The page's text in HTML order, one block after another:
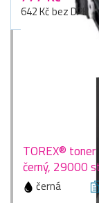
642 Kč bez DPH
TOREX®
černý, 29000
černá